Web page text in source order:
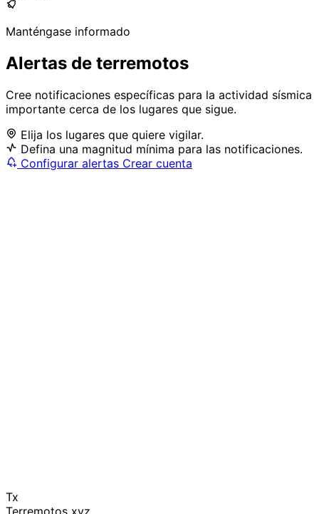
Manténgase informado
Alertas de terremotos
Cree notificaciones específicas para la actividad sísmica
importante cerca de los lugares que sigue.
Elija los lugares que quiere vigilar.
Defina una magnitud mínima para las notificaciones.
Configurar alertas Crear cuenta
Tx
Terremotos xyz